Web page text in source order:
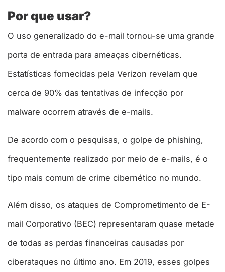
Por que usar?
O uso generalizado do e-mail tornou-se uma grande
porta de entrada para ameaças cibernéticas.
Estatísticas fornecidas pela Verizon revelam que
cerca de 90% das tentativas de infecção por
malware ocorrem através de e-mails.
De acordo com o pesquisas, o golpe de phishing,
frequentemente realizado por meio de e-mails, é o
tipo mais comum de crime cibernético no mundo.
Além disso, os ataques de Comprometimento de E-
mail Corporativo (BEC) representaram quase metade
de todas as perdas financeiras causadas por
ciberataques no último ano. Em 2019, esses golpes